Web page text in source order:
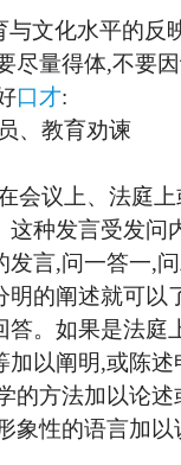
与文化水平的反
尽量得体,不要
口才:
、教育劝谏
会议上、法庭
这种发言受发
发言,问一答一,
的阐述就可以
答。如果是法庭
加以阐明,或陈
的方法加以论
象性的语言加以